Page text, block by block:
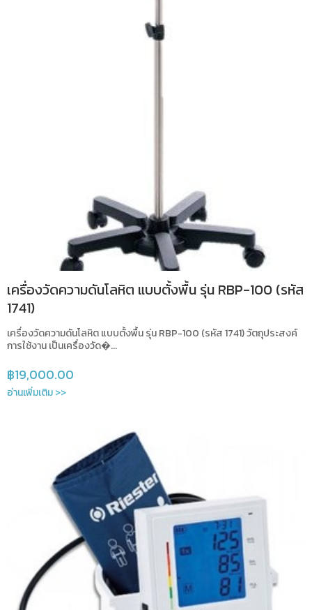
เครื่องวัดความดันโลหิต แบบตั้งพื้น รุ่น RBP-100 (รหัส
1741)
เครื่องวัดความดันโลหิต แบบตั้งพื้น รุ่น RBP-100 (รหัส 1741) วัตถุประสงค์
การใช้งาน เป็นเครื่องวัด�...
฿19,000.00
อ่านเพิ่มเติม >>